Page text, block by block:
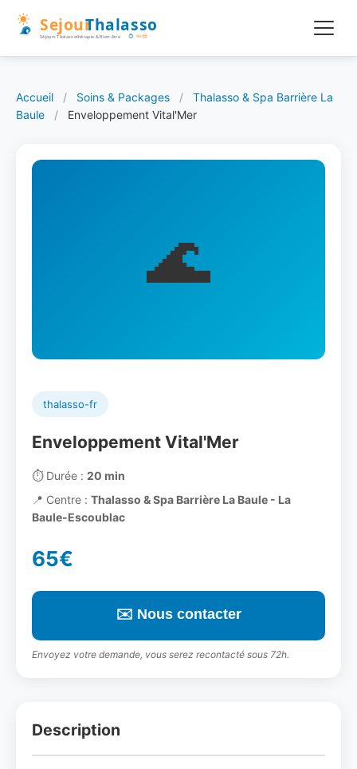
Accueil / Soins & Packages /
Thalasso & Spa Barrière La
Baule
/ Enveloppement Vital'Mer
🌊
thalasso-fr
Enveloppement Vital'Mer
⏱️Durée : 20 min
📍 Centre : Thalasso & Spa Barrière La Baule - La
Baule-Escoublac
65€
✉️ Nous contacter
Envoyez votre demande, vous serez recontacté sous 72h.
Description